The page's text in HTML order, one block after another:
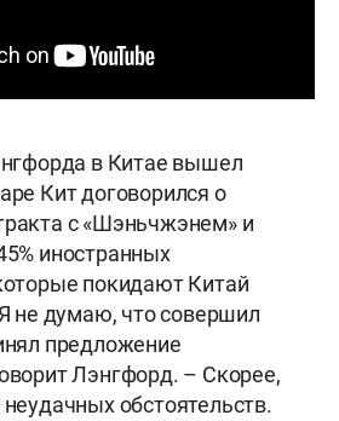
в Китае вышел
Кит договорился о
с «Шэньчжэнем» и
иностранных
покидают Китай
не думаю, что совершил
предложение
Лэнгфорд. – Скорее,
обстоятельств.